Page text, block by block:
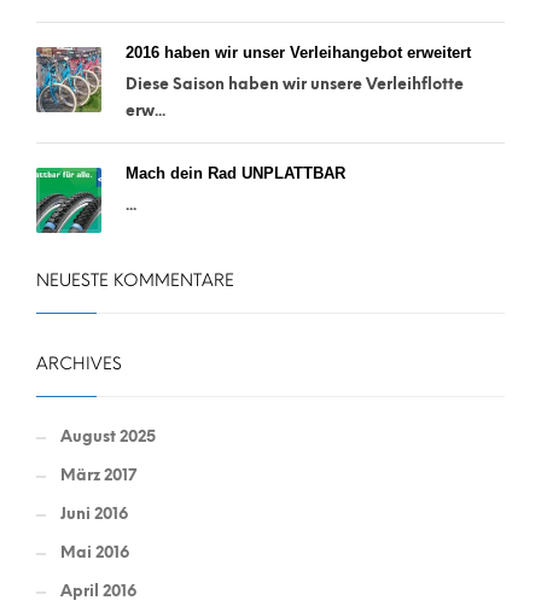
2016 haben wir unser Verleihangebot erweitert
Diese Saison haben wir unsere Verleihflotte
erw...
Mach dein Rad UNPLATTBAR
...
NEUESTE KOMMENTARE
ARCHIVES
August 2025
März 2017
Juni 2016
Mai 2016
April 2016